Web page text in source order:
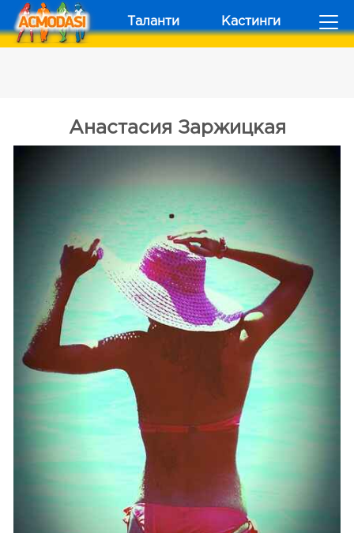
Таланти Кастинги
Анастасия Заржицкая